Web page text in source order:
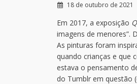
18 de outubro de 2021
Em 2017, a exposição
imagens de menores”.
As pinturas foram
quando crianças e que
estava o pensamento
do Tumblr em questão